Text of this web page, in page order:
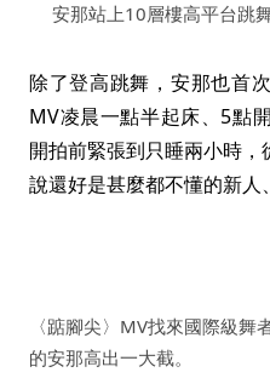
安那站上10層樓高平台跳
除了登高跳舞，安那也首
MV凌晨一點半起床、5點
開拍前緊張到只睡兩小時
說還好是甚麼都不懂的新人
〈踮腳尖〉MV找來國際級
的安那高出一大截。